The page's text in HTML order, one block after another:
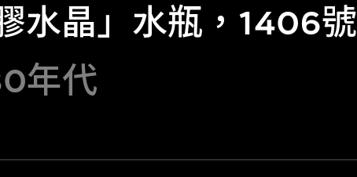
水晶」水瓶，1406號
年代